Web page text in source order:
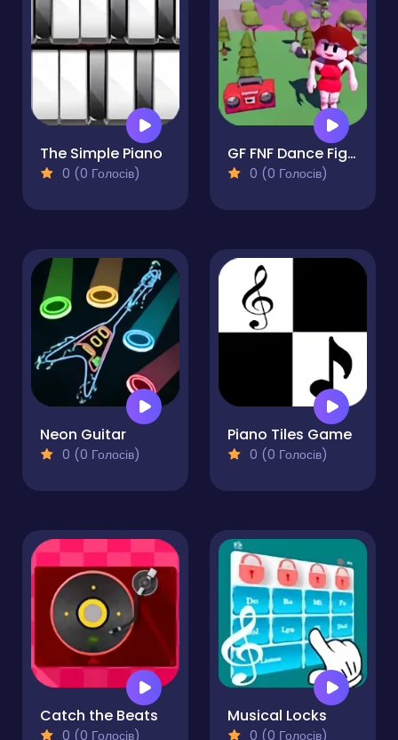
The Simple Piano
0 (0 Голосів)
GF FNF Dance Fight
0 (0 Голосів)
Neon Guitar
0 (0 Голосів)
Piano Tiles Game
0 (0 Голосів)
Catch the Beats
0 (0 Голосів)
Musical Locks
0 (0 Голосів)